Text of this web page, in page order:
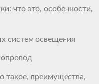
что это, особенности,
систем освещения
такое, преимущества,